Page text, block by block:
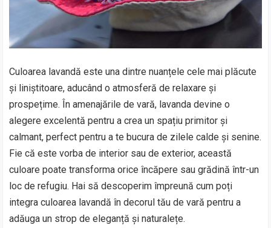
Culoarea lavandă este una dintre nuanțele cele mai plăcute
și liniștitoare, aducând o atmosferă de relaxare și
prospețime. În amenajările de vară, lavanda devine o
alegere excelentă pentru a crea un spațiu primitor și
calmant, perfect pentru a te bucura de zilele calde și senine.
Fie că este vorba de interior sau de exterior, această
culoare poate transforma orice încăpere sau grădină într-un
loc de refugiu. Hai să descoperim împreună cum poți
integra culoarea lavandă în decorul tău de vară pentru a
adăuga un strop de eleganță și naturalețe.